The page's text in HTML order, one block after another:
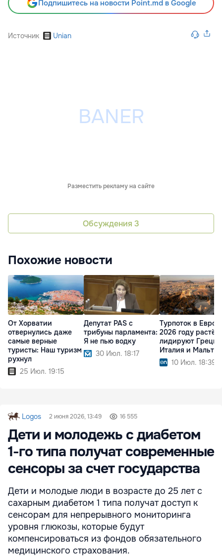
Подпишитесь на новости Point.md в Google
Источник Unian
Разместить рекламу на сайте
Обсуждения 3
Похожие новости
От Хорватии
отвернулись даже
самые верные
туристы: Наш туризм
рухнул
25 Июл. 19:15
Депутат PAS с
трибуны парламента:
Я не пью водку
30 Июл. 18:17
Турпоток в
2026 году растёт:
лидируют
Италия и Мальта
10 Июл. 18:39
Logos 2 июня 2026, 13:49 16 555
Дети и молодежь с диабетом
1-го типа получат современные
сенсоры за счет государства
Дети и молодые люди в возрасте до 25 лет с
сахарным диабетом 1 типа получат доступ к
сенсорам для непрерывного мониторинга
уровня глюкозы, которые будут
компенсироваться из фондов обязательного
медицинского страхования.